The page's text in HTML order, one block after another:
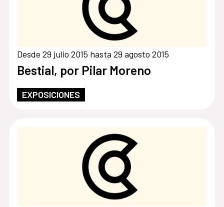
Desde 29 julio 2015 hasta 29 agosto 2015
Bestial, por Pilar Moreno
EXPOSICIONES